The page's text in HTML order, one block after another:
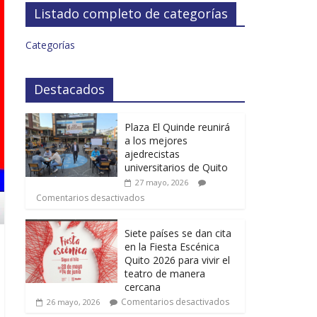
Listado completo de categorías
Categorías
Destacados
Plaza El Quinde reunirá
a los mejores
ajedrecistas
universitarios de Quito
27 mayo, 2026
Comentarios desactivados
Siete países se dan cita
en la Fiesta Escénica
Quito 2026 para vivir el
teatro de manera
cercana
26 mayo, 2026 Comentarios desactivados